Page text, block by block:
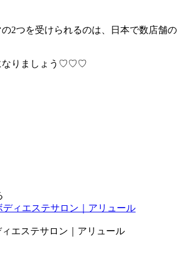
2つを受けられるのは、日本で数店舗の
なりましょう♡♡♡
ィエステサロン｜アリュール
エステサロン｜アリュール